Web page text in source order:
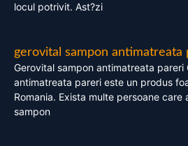
locul potrivit. Ast?zi
gerovital sampon antimatreata
Gerovital sampon antimatreata pareri
antimatreata pareri este un produs
Romania. Exista multe persoane
sampon